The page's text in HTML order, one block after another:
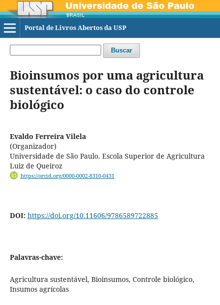
Portal de Livros Abertos da USP
Buscar
Bioinsumos por uma agricultura
sustentável: o caso do controle
biológico
Evaldo Ferreira Vilela
(Organizador)
Universidade de São Paulo. Escola Superior de Agricultura
Luiz de Queiroz
https://orcid.org/0000-0002-8310-0431
DOI: https://doi.org/10.11606/9786589722885
Palavras-chave:
Agricultura sustentável, Bioinsumos, Controle biológico,
Insumos agrícolas